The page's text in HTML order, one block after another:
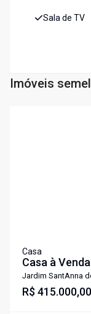
Sala de TV
Imóveis
Casa
Casa à
Pedregulho,
Jardim SantAnna
R$ 415.000,00